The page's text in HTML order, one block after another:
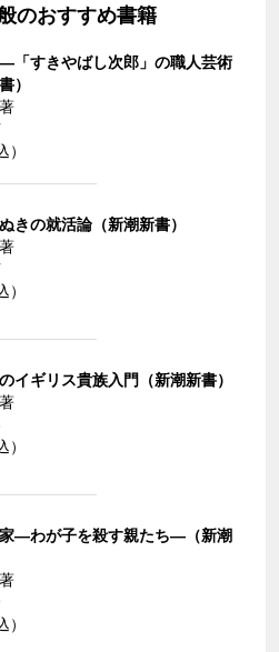
のおすすめ書籍
「すきやばし次郎」の職人芸術
）
きの就活論（新潮新書）
イギリス貴族入門（新潮新書）
家―わが子を殺す親たち―（新潮